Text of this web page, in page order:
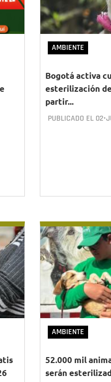
AMBIENTE
Bogotá activa
esterilización
partir...
PUBLICADO EL
AMBIENTE
52.000 mil
serán